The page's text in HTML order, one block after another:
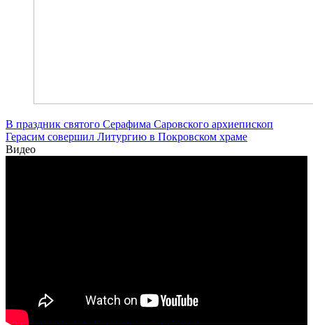
В праздник святого Серафима Саровского архиепископ
Герасим совершил Литургию в Покровском храме
Видео